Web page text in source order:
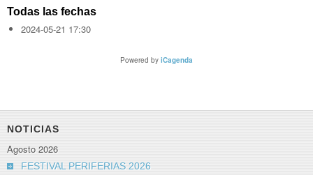
Todas las fechas
2024-05-21 17:30
Powered by iCagenda
NOTICIAS
Agosto 2026
FESTIVAL PERIFERIAS 2026